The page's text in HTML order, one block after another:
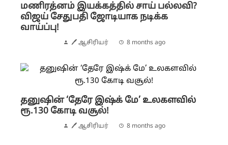
மணிரத்னம் இயக்கத்தில் சாய் பல்லவி?
விஜய் சேதுபதி ஜோடியாக நடிக்க
வாய்ப்பு!
🖊 ஆசிரியர் 8 months ago
தனுஷின் ‘தேரே இஷ்க் மே’ உலகளவில்
ரூ.130 கோடி வசூல்!
🖊 ஆசிரியர் 8 months ago